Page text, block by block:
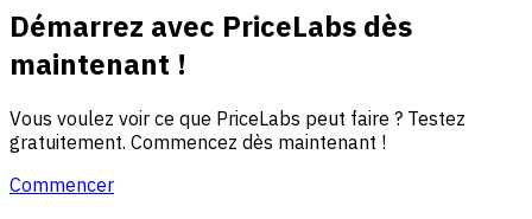
Démarrez avec PriceLabs dès
maintenant !
Vous voulez voir ce que PriceLabs peut faire ? Testez
gratuitement. Commencez dès maintenant !
Commencer